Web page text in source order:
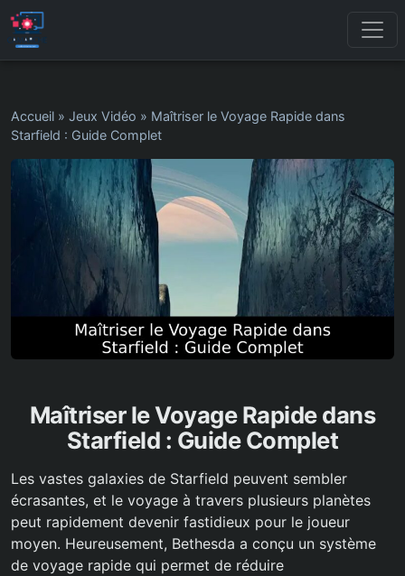
Accueil » Jeux Vidéo » Maîtriser le Voyage Rapide dans
Starfield : Guide Complet
Maîtriser le Voyage Rapide dans
Starfield : Guide Complet
Les vastes galaxies de Starfield peuvent sembler
écrasantes, et le voyage à travers plusieurs planètes
peut rapidement devenir fastidieux pour le joueur
moyen. Heureusement, Bethesda a conçu un système
de voyage rapide qui permet de réduire